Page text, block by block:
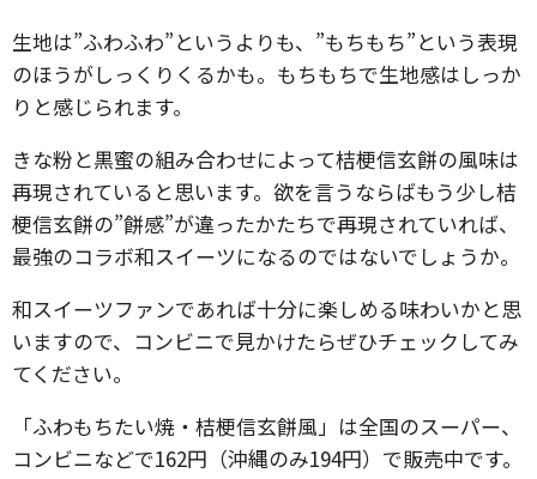
生地は”ふわふわ”というよりも、”もちもち”という表現
のほうがしっくりくるかも。もちもちで生地感はしっか
りと感じられます。
きな粉と黒蜜の組み合わせによって桔梗信玄餅の風味は
再現されていると思います。欲を言うならばもう少し桔
梗信玄餅の”餅感”が違ったかたちで再現されていれば、
最強のコラボ和スイーツになるのではないでしょうか。
和スイーツファンであれば十分に楽しめる味わいかと思
いますので、コンビニで見かけたらぜひチェックしてみ
てください。
「ふわもちたい焼・桔梗信玄餅風」は全国のスーパー、
コンビニなどで162円（沖縄のみ194円）で販売中です。